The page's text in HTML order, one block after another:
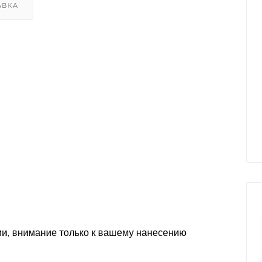
внимание только к вашему нанесению